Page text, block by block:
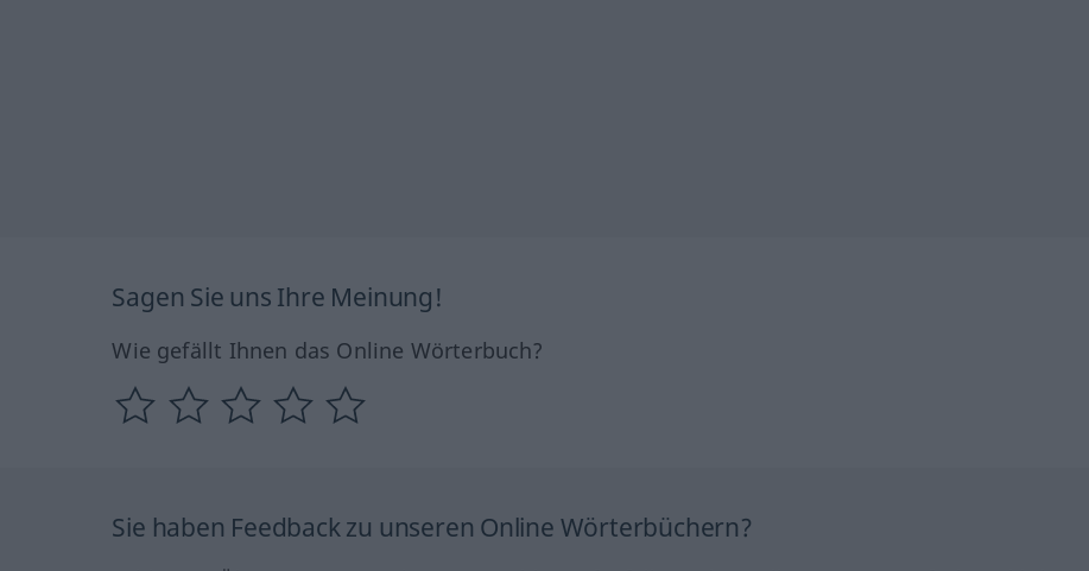
Sagen Sie uns Ihre Meinung!
Wie gefällt Ihnen das Online Wörterbuch?
Sie haben Feedback zu unseren Online Wörterbüchern?